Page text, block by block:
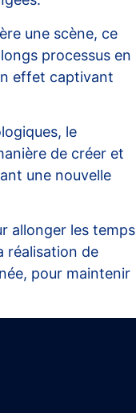
une scène, ce
processus en
effet captivant
le
de créer et
une nouvelle
allonger les temps
réalisation de
pour maintenir